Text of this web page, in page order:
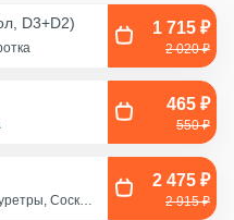
D3+D2) 1 715 ₽
2 020 ₽
465 ₽
550 ₽
Соскоб
2 475 ₽
2 915 ₽